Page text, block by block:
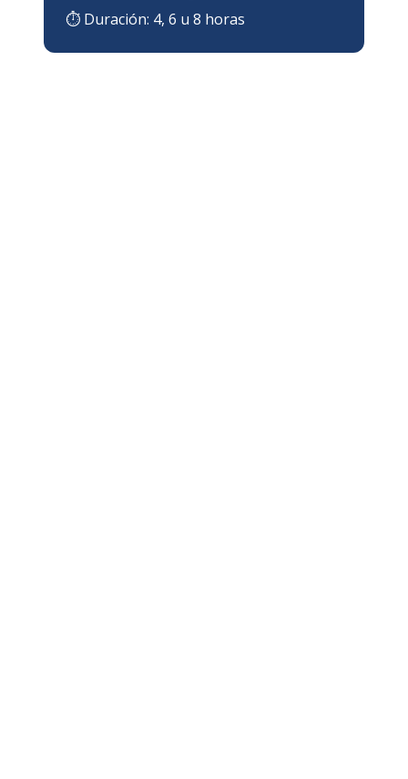
⏱ Duración: 4, 6 u 8 horas